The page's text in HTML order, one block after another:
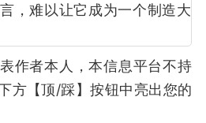
作者本人，本信息平台不持
方【顶/踩】按钮中亮出您的